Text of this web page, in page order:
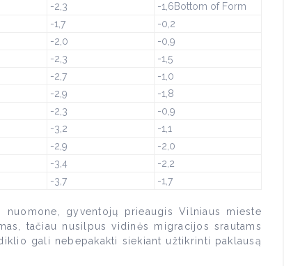
-2,3
-1,6Bottom of Form
-1,7
-0,2
-2,0
-0,9
-2,3
-1,5
-2,7
-1,0
-2,9
-1,8
-2,3
-0,9
-3,2
-1,1
-2,9
-2,0
-3,4
-2,2
-3,7 -1,7
nuomone, gyventojų prieaugis Vilniaus mieste
tačiau nusilpus vidinės migracijos srautams
gali nebepakakti siekiant užtikrinti paklausą